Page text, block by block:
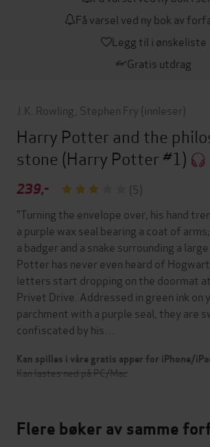
Få varsel ved ny bok av
Legg til i ønskeliste
Gratis utdrag
J.K. Rowling Stephen Fry (innleser)
Harry Potter and the
stone (Harry Potter #1)
239,-
(5)
"Turning the envelope over, his hand
a purple wax seal bearing a coat of arms;
a badger and a snake surrounding a
Potter has never even heard of
letters start dropping on the doormat
Privet Drive. Addressed in green ink on
parchment with a purple seal, they are
confiscated by his…
Kan spilles i våre gratis apper for iPhone/
Kan lastes ned på PC/Mac
Flere bøker av samme